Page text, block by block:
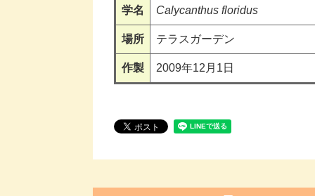
学名 Calycanthus floridus
場所 テラスガーデン
作製 2009年12月1日